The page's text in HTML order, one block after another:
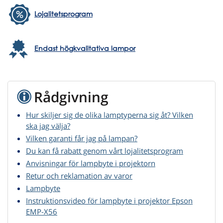
Lojalitetsprogram
Endast högkvalitativa lampor
Rådgivning
Hur skiljer sig de olika lamptyperna sig åt? Vilken
ska jag välja?
Vilken garanti får jag på lampan?
Du kan få rabatt genom vårt lojalitetsprogram
Anvisningar för lampbyte i projektorn
Retur och reklamation av varor
Lampbyte
Instruktionsvideo för lampbyte i projektor Epson
EMP-X56